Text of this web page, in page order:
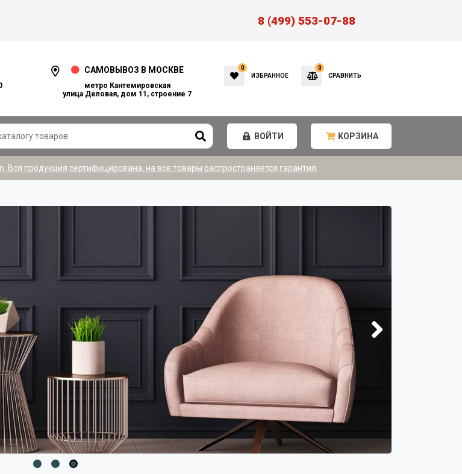
8 (499) 553-07-88
САМОВЫВОЗ В МОСКВЕ
метро Кантемировская
улица Деловая, дом 11, строение 7
0
ИЗБРАННОЕ
0
СРАВНИТЬ
ВОЙТИ КОРЗИНА
продукция сертифицирована, на все товары распространяется гарантия.